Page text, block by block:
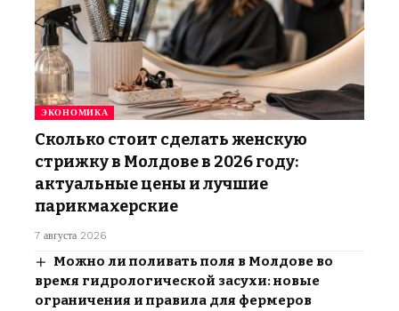
ЭКОНОМИКА
Сколько стоит сделать женскую
стрижку в Молдове в 2026 году:
актуальные цены и лучшие
парикмахерские
7 августа 2026
Можно ли поливать поля в Молдове во
время гидрологической засухи: новые
ограничения и правила для фермеров